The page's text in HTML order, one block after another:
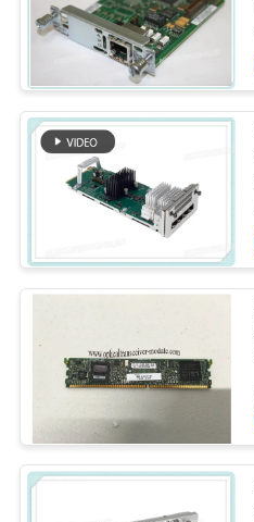
TỨC
CÁC
VỤ
ÁN
ĐỒ
TRANG
WEB
CHÍNH
SÁCH
BẢO